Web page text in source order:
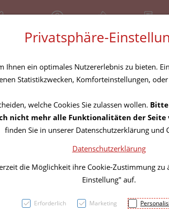
Geschlossen Über uns Rezept-Anfrage
hinzuzufügen. Finden Sie jetzt passende
Privatsphäre-
Ihnen ein optimales Nutzererlebnis zu bieten.
Statistikzwecken, Komforteinstellungen,
welche Cookies Sie zulassen wollen. Bitte
nicht mehr alle Funktionalitäten der Seite
finden Sie in unserer Datenschutzerklärung und
Datenschutzerklärung
die Möglichkeit ihre Cookie-Zustimmung zu
Einstellung" auf.
Erforderlich Marketing